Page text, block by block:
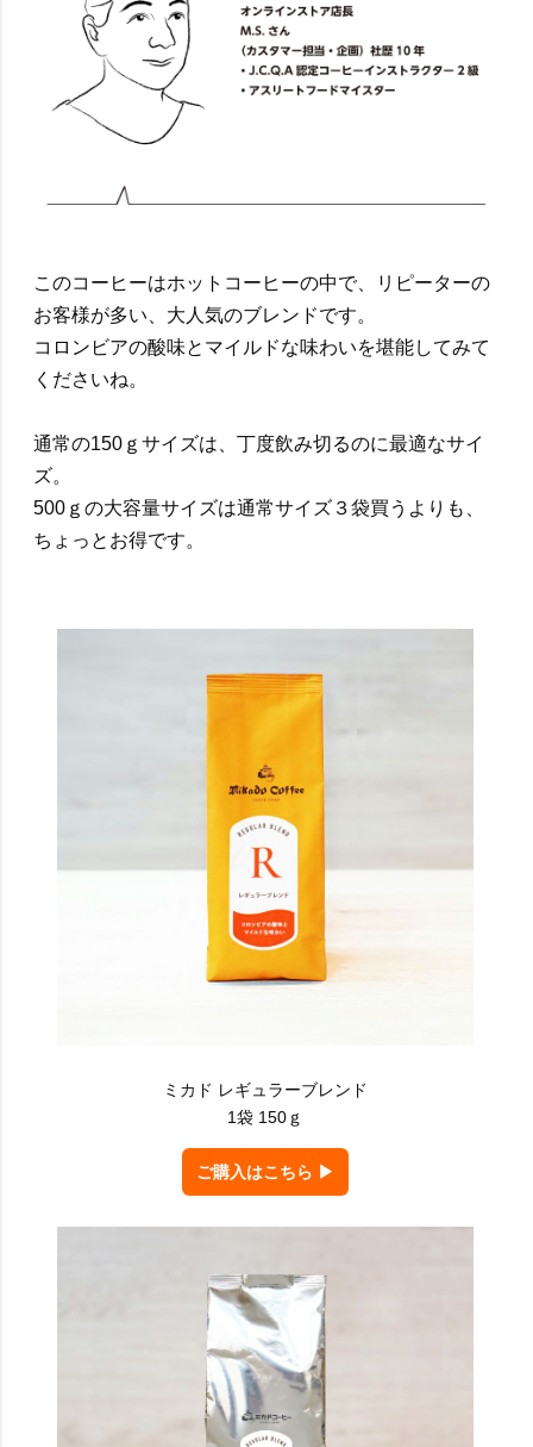
このコーヒーはホットコーヒーの中で、リピーターの
お客様が多い、大人気のブレンドです。
コロンビアの酸味とマイルドな味わいを堪能してみて
くださいね。
通常の150ｇサイズは、丁度飲み切るのに最適なサイ
ズ。
500ｇの大容量サイズは通常サイズ３袋買うよりも、
ちょっとお得です。
ミカド レギュラーブレンド
1袋 150ｇ
ご購入はこちら ▶